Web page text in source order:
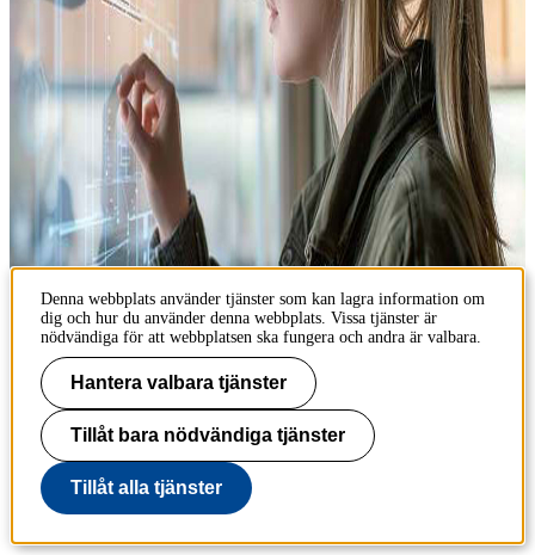
Medieteknik och interaktionsdesign
Denna webbplats använder tjänster som kan lagra information om
dig och hur du använder denna webbplats. Vissa tjänster är
nödvändiga för att webbplatsen ska fungera och andra är valbara.
Hantera valbara tjänster
Tillåt bara nödvändiga tjänster
Tillåt alla tjänster